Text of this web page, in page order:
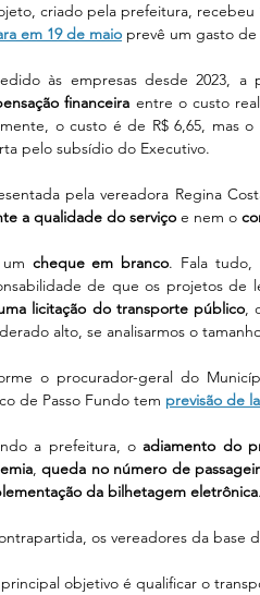
criado pela prefeitura, recebeu
em 19 de maio prevê um gasto de
às empresas desde 2023,
financeira entre o custo
o custo é de R$ 6,65, mas
pelo subsídio do Executivo.
pela vereadora Regina
a qualidade do serviço e nem o
cheque em branco. Fala tudo,
de que os projetos de
licitação do transporte público,
alto, se analisarmos o
o procurador-geral do
de Passo Fundo tem previsão de
a prefeitura, o adiamento do
, queda no número de
da bilhetagem eletrônica.
os vereadores da base
objetivo é qualificar o